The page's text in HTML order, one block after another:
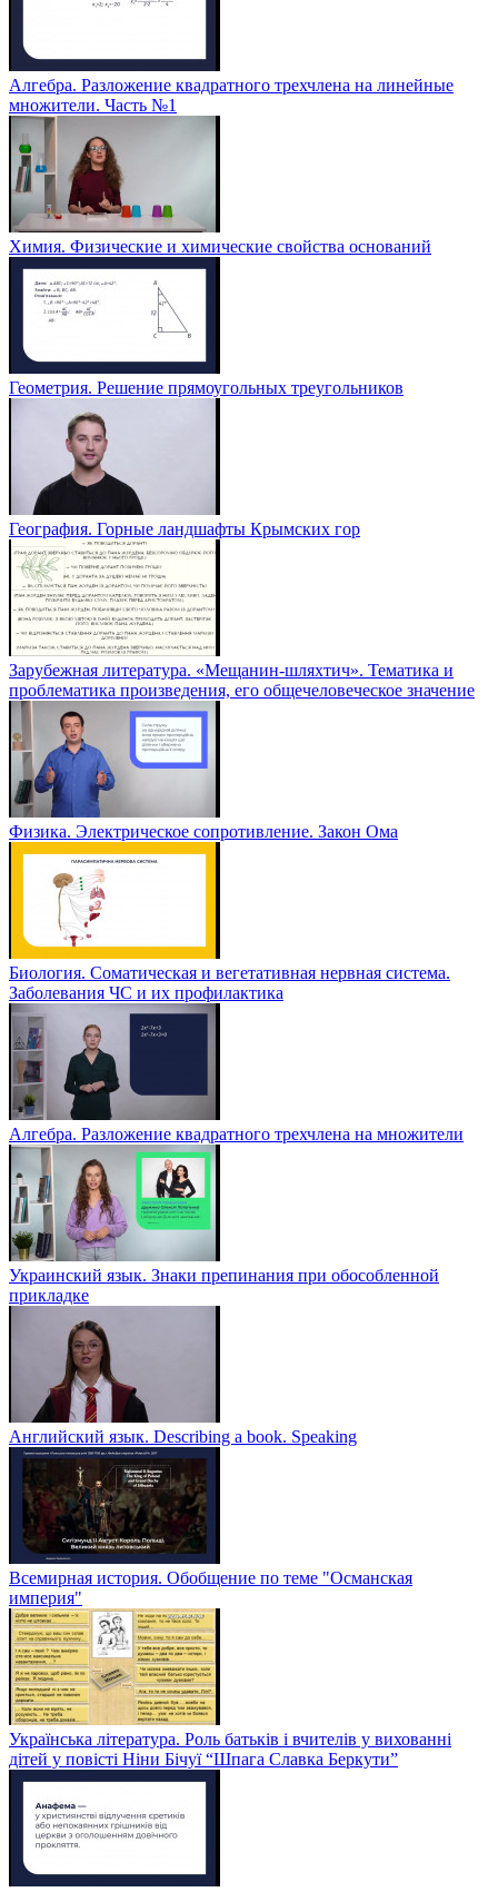
Алгебра. Разложение квадратного трехчлена на линейные
множители. Часть №1
Химия. Физические и химические свойства оснований
Геометрия. Решение прямоугольных треугольников
География. Горные ландшафты Крымских гор
Зарубежная литература. «Мещанин-шляхтич». Тематика и
проблематика произведения, его общечеловеческое значение
Физика. Электрическое сопротивление. Закон Ома
Биология. Соматическая и вегетативная нервная система.
Заболевания ЧС и их профилактика
Алгебра. Разложение квадратного трехчлена на множители
Украинский язык. Знаки препинания при обособленной
прикладке
Английский язык. Describing a book. Speaking
Всемирная история. Обобщение по теме "Османская
империя"
Українська література. Роль батьків і вчителів у вихованні
дітей у повісті Ніни Бічуї “Шпага Славка Беркути”